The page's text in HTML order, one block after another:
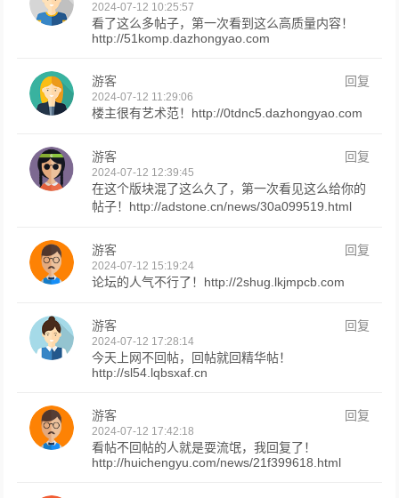
2024-07-12 10:25:57
看了这么多帖子，第一次看到这么高质量内容！
http://51komp.dazhongyao.com
游客 回复
2024-07-12 11:29:06
楼主很有艺术范！http://0tdnc5.dazhongyao.com
游客 回复
2024-07-12 12:39:45
在这个版块混了这么久了，第一次看见这么给你的
帖子！http://adstone.cn/news/30a099519.html
游客 回复
2024-07-12 15:19:24
论坛的人气不行了！http://2shug.lkjmpcb.com
游客 回复
2024-07-12 17:28:14
今天上网不回帖，回帖就回精华帖！
http://sl54.lqbsxaf.cn
游客 回复
2024-07-12 17:42:18
看帖不回帖的人就是耍流氓，我回复了！
http://huichengyu.com/news/21f399618.html